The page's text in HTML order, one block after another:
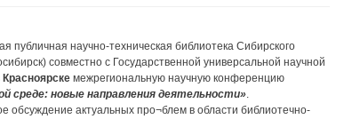
публичная научно-техническая библиотека Сибирского
совместно с Государственной универсальной научной
Красноярске межрегиональную научную конференцию
среде: новые направления деятельности».
обсуждение актуальных про¬блем в области библиотечно-